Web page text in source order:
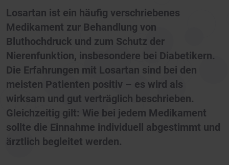
Losartan ist ein häufig verschriebenes
Medikament zur Behandlung von
Bluthochdruck und zum Schutz der
Nierenfunktion, insbesondere bei Diabetikern.
Die Erfahrungen mit Losartan sind bei den
meisten Patienten positiv – es wird als
wirksam und gut verträglich beschrieben.
Gleichzeitig gilt: Wie bei jedem Medikament
sollte die Einnahme individuell abgestimmt und
ärztlich begleitet werden.